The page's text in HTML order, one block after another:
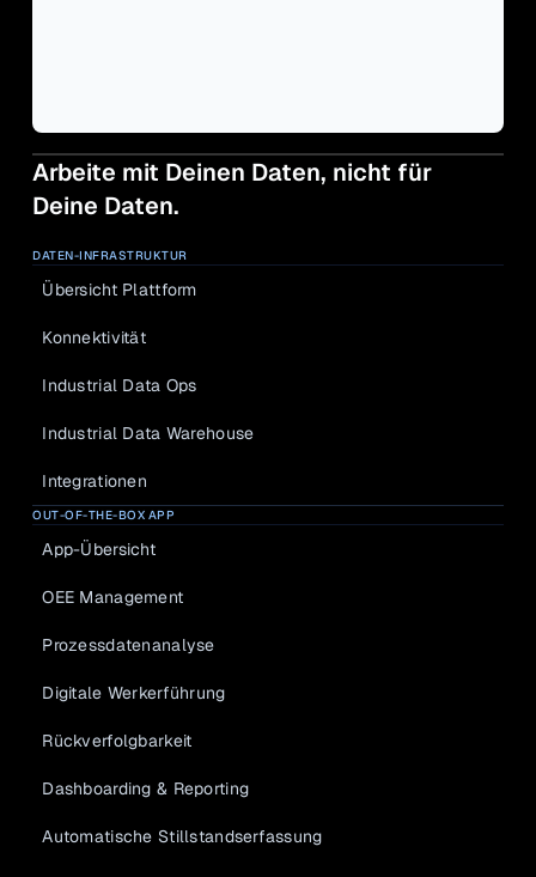
Arbeite mit Deinen Daten, nicht für
Deine Daten.
DATEN-INFRASTRUKTUR
Übersicht Plattform
Konnektivität
Industrial Data Ops
Industrial Data Warehouse
Integrationen
OUT-OF-THE-BOX APP
App-Übersicht
OEE Management
Prozessdatenanalyse
Digitale Werkerführung
Rückverfolgbarkeit
Dashboarding & Reporting
Automatische Stillstandserfassung